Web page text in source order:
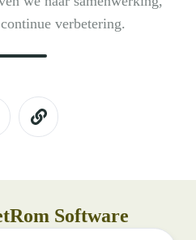
verbetering.
Software